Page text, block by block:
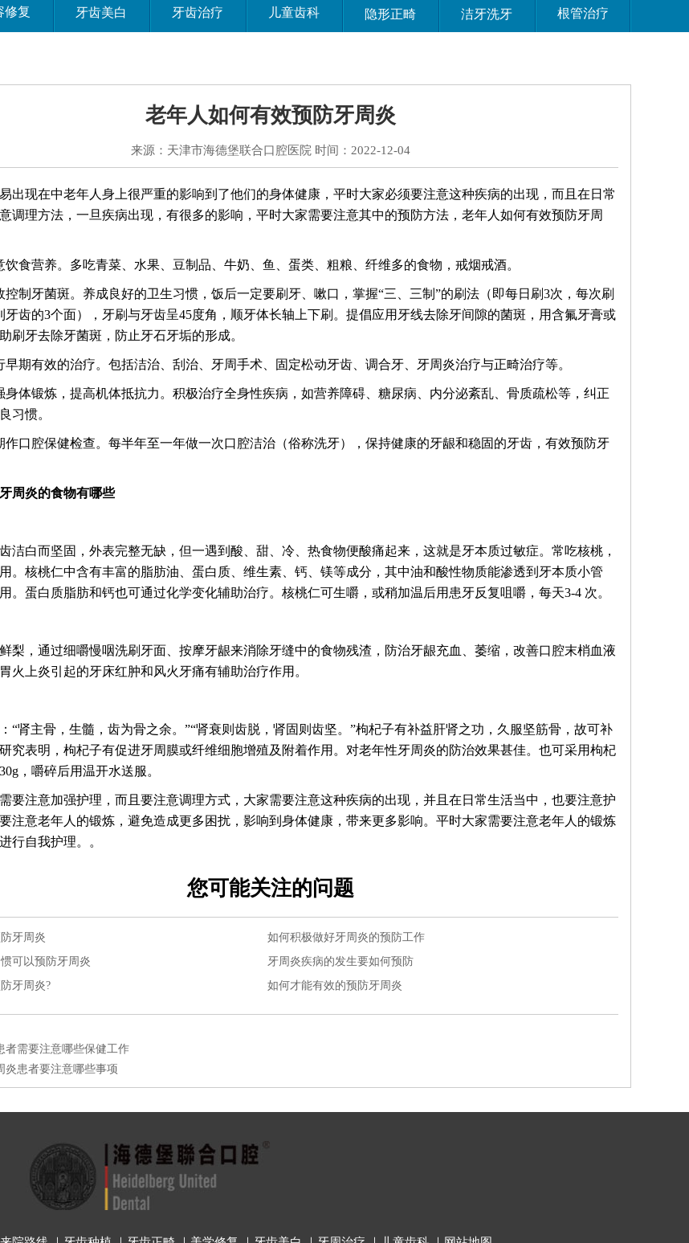
修复 牙齿美白 牙齿治疗 儿童齿科 隐形正畸 洁牙洗牙 根管治疗
老年人如何有效预防牙周炎
来源： 天津市海德堡联合口腔医院 时间：2022-12-04
出现在中老年人身上很严重的影响到了他们的身体健康，平时大家必须要注意这种疾病的出现，而且在日常
调理方法，一旦疾病出现，有很多的影响，平时大家需要注意其中的预防方法，老年人如何有效预防牙周
饮食营养。多吃青菜、水果、豆制品、牛奶、鱼、蛋类、粗粮、纤维多的食物，戒烟戒酒。
控制牙菌斑。养成良好的卫生习惯，饭后一定要刷牙、嗽口，掌握“三、三制”的刷法（即每日刷3次，每次刷
牙齿的3个面），牙刷与牙齿呈45度角，顺牙体长轴上下刷。提倡应用牙线去除牙间隙的菌斑，用含氟牙膏或
刷牙去除牙菌斑，防止牙石牙垢的形成。
早期有效的治疗。包括洁治、刮治、牙周手术、固定松动牙齿、调合牙、牙周炎治疗与正畸治疗等。
身体锻炼，提高机体抵抗力。积极治疗全身性疾病，如营养障碍、糖尿病、内分泌紊乱、骨质疏松等，纠正
习惯。
作口腔保健检查。每半年至一年做一次口腔洁治（俗称洗牙），保持健康的牙龈和稳固的牙齿，有效预防牙
周炎的食物有哪些
洁白而坚固，外表完整无缺，但一遇到酸、甜、冷、热食物便酸痛起来，这就是牙本质过敏症。常吃核桃，
。核桃仁中含有丰富的脂肪油、蛋白质、维生素、钙、镁等成分，其中油和酸性物质能渗透到牙本质小管
。蛋白质脂肪和钙也可通过化学变化辅助治疗。核桃仁可生嚼，或稍加温后用患牙反复咀嚼，每天3-4 次。
梨，通过细嚼慢咽洗刷牙面、按摩牙龈来消除牙缝中的食物残渣，防治牙龈充血、萎缩，改善口腔末梢血液
火上炎引起的牙床红肿和风火牙痛有辅助治疗作用。
“肾主骨，生髓，齿为骨之余。”“肾衰则齿脱，肾固则齿坚。”枸杞子有补益肝肾之功，久服坚筋骨，故可补
究表明，枸杞子有促进牙周膜或纤维细胞增殖及附着作用。对老年性牙周炎的防治效果甚佳。也可采用枸杞
，嚼碎后用温开水送服。
要注意加强护理，而且要注意调理方式，大家需要注意这种疾病的出现，并且在日常生活当中，也要注意护
注意老年人的锻炼，避免造成更多困扰，影响到身体健康，带来更多影响。平时大家需要注意老年人的锻炼
行自我护理。。
您可能关注的问题
牙周炎
如何积极做好牙周炎的预防工作
可以预防牙周炎
牙周炎疾病的发生要如何预防
牙周炎?
如何才能有效的预防牙周炎
者需要注意哪些保健工作
炎患者要注意哪些事项